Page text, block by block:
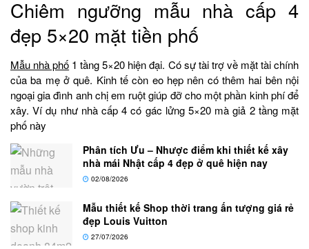
Chiêm ngưỡng mẫu nhà cấp 4
đẹp 5×20 mặt tiền phố
Mẫu nhà phố 1 tầng 5×20 hiện đại. Có sự tài trợ về mặt tài chính
của ba mẹ ở quê. Kinh tế còn eo hẹp nên có thêm hai bên nội
ngoại gia đình anh chị em ruột giúp đỡ cho một phần kinh phí để
xây. Ví dụ như nhà cấp 4 có gác lửng 5×20 mà giả 2 tầng mặt
phố này
Phân tích Ưu – Nhược điểm khi thiết kế xây
nhà mái Nhật cấp 4 đẹp ở quê hiện nay
02/08/2026
Mẫu thiết kế Shop thời trang ấn tượng giá rẻ
đẹp Louis Vuitton
27/07/2026